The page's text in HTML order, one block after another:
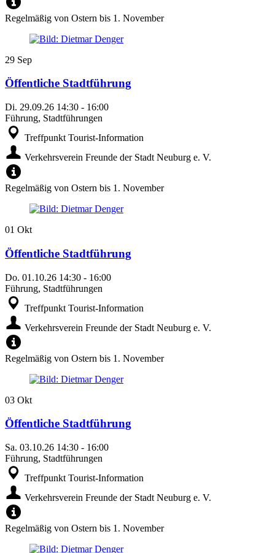
Regelmäßig von Ostern bis 1. November
29 Sep
Öffentliche Stadtführung
Di. 29.09.26 14:30 - 16:00
Führung, Stadtführungen
Treffpunkt Tourist-Information
Verkehrsverein Freunde der Stadt Neuburg e. V.
Regelmäßig von Ostern bis 1. November
01 Okt
Öffentliche Stadtführung
Do. 01.10.26 14:30 - 16:00
Führung, Stadtführungen
Treffpunkt Tourist-Information
Verkehrsverein Freunde der Stadt Neuburg e. V.
Regelmäßig von Ostern bis 1. November
03 Okt
Öffentliche Stadtführung
Sa. 03.10.26 14:30 - 16:00
Führung, Stadtführungen
Treffpunkt Tourist-Information
Verkehrsverein Freunde der Stadt Neuburg e. V.
Regelmäßig von Ostern bis 1. November